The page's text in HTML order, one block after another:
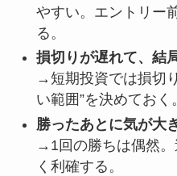
やすい。エントリー
る。
損切りが遅れて、結
→短期投資では損切
い範囲”を決めておく。
勝ったあとに気が大
→1回の勝ちは偶然。
く利確する。